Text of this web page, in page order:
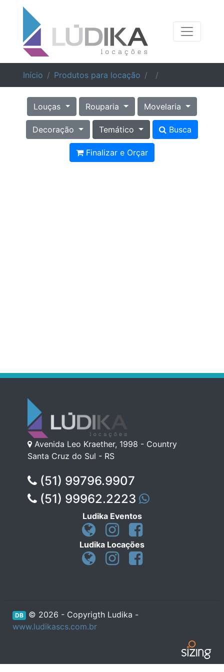
Início Produtos para locação
Louças Rouparia Movelaria
Decoração Temático Busca
Finalizar e Orçar
Avenida Leo Kraether, 1998 - Country
Santa Cruz do Sul - RS
(51) 99796.9907
(51) 99962.2223
Ludika Eventos
Ludika Locações
DB © 2026 - Copyrigth Ludika -
www.ludikascs.com.br